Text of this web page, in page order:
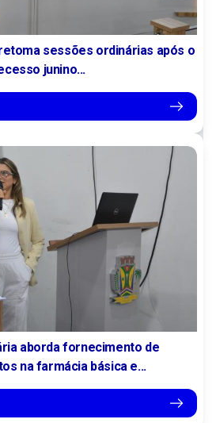
sessões ordinárias após o
junino...
aborda fornecimento de
na farmácia básica e...